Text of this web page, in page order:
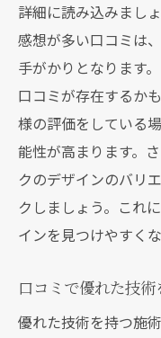
詳細に読み込みまし
感想が多い口コミは
手がかりとなります
口コミが存在するか
様の評価をしている
能性が高まります。
クのデザインのバリ
クしましょう。これ
インを見つけやすく
口コミで優れた技
優れた技術を持つ施